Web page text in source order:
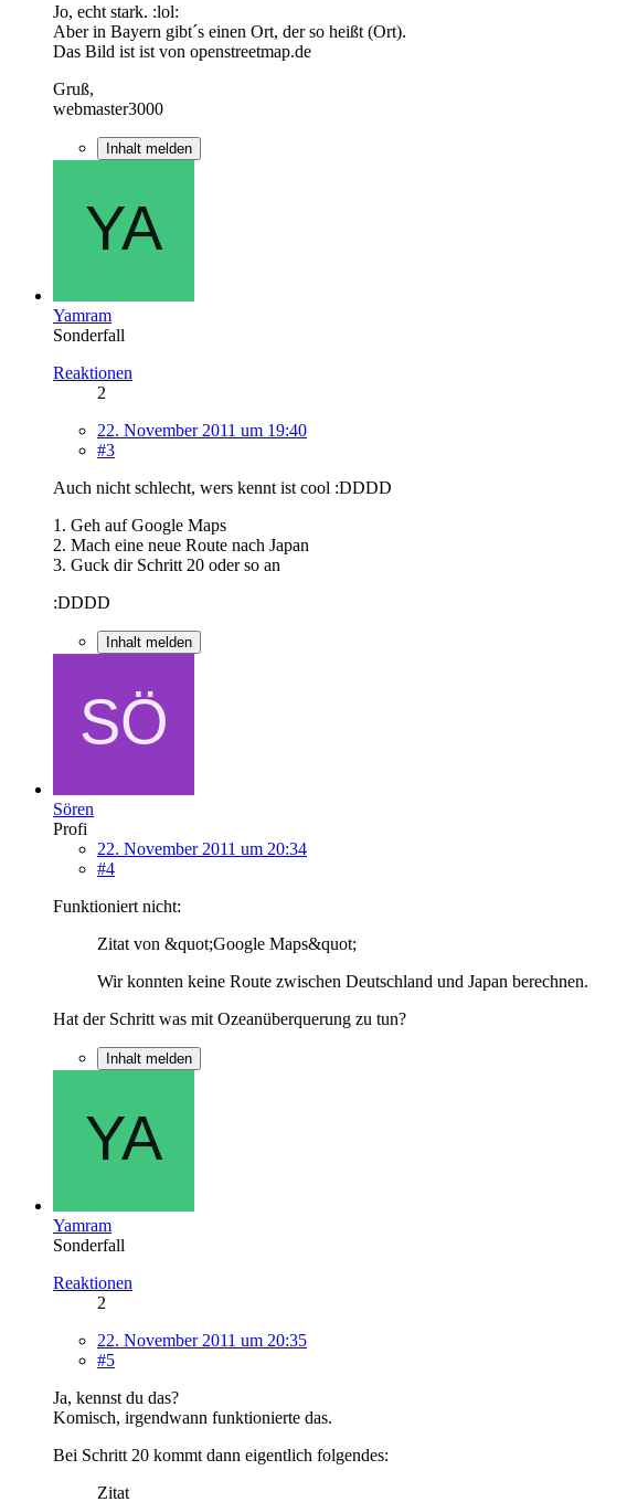
Jo, echt stark. :lol:
Aber in Bayern gibt´s einen Ort, der so heißt (Ort).
Das Bild ist ist von openstreetmap.de
Gruß,
webmaster3000
Inhalt melden
Yamram
Sonderfall
Reaktionen
2
22. November 2011 um 19:40
#3
Auch nicht schlecht, wers kennt ist cool :DDDD
1. Geh auf Google Maps
2. Mach eine neue Route nach Japan
3. Guck dir Schritt 20 oder so an
:DDDD
Inhalt melden
Sören
Profi
22. November 2011 um 20:34
#4
Funktioniert nicht:
Zitat von &quot;Google Maps&quot;
Wir konnten keine Route zwischen Deutschland und Japan berechnen.
Hat der Schritt was mit Ozeanüberquerung zu tun?
Inhalt melden
Yamram
Sonderfall
Reaktionen
2
22. November 2011 um 20:35
#5
Ja, kennst du das?
Komisch, irgendwann funktionierte das.
Bei Schritt 20 kommt dann eigentlich folgendes:
Zitat